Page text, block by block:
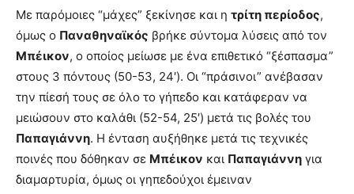
Με παρόμοιες “μάχες” ξεκίνησε και η τρίτη περίοδος,
όμως ο Παναθηναϊκός βρήκε σύντομα λύσεις από τον
Μπέικον, ο οποίος μείωσε με ένα επιθετικό “ξέσπασμα”
στους 3 πόντους (50-53, 24′). Οι “πράσινοι” ανέβασαν
την πίεσή τους σε όλο το γήπεδο και κατάφεραν να
μειώσουν στο καλάθι (52-54, 25′) μετά τις βολές του
Παπαγιάννη. Η ένταση αυξήθηκε μετά τις τεχνικές
ποινές που δόθηκαν σε Μπέικον και Παπαγιάννη για
διαμαρτυρία, όμως οι γηπεδούχοι έμειναν